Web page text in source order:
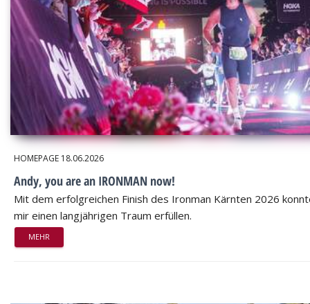
HOMEPAGE 18.06.2026
Andy, you are an IRONMAN now!
Mit dem erfolgreichen Finish des Ironman Kärnten 2026
mir einen langjährigen Traum erfüllen.
MEHR